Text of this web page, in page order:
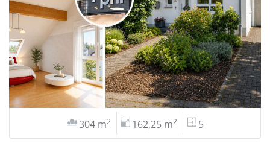
304 m2 162,25 m2 5